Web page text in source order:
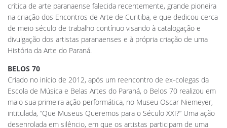
crítica de arte paranaense falecida recentemente, grande pioneira
na criação dos Encontros de Arte de Curitiba, e que dedicou cerca
de meio século de trabalho contínuo visando à catalogação e
divulgação dos artistas paranaenses e à própria criação de uma
História da Arte do Paraná.
BELOS 70
Criado no início de 2012, após um reencontro de ex-colegas da
Escola de Música e Belas Artes do Paraná, o Belos 70 realizou em
maio sua primeira ação performática, no Museu Oscar Niemeyer,
intitulada, “Que Museus Queremos para o Século XXI?” Uma ação
desenrolada em silêncio, em que os artistas participam de uma